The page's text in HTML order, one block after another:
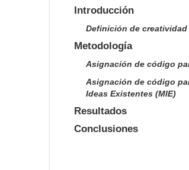
Introducción
Definición de creatividad
Metodología
Asignación de código
Asignación de código
Ideas Existentes (MIE)
Resultados
Conclusiones